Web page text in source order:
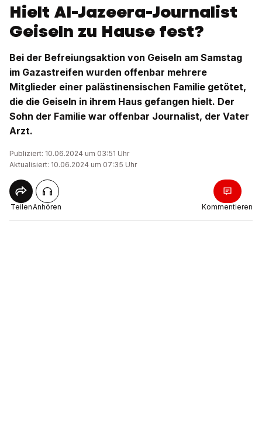
Hielt Al-Jazeera-Journalist
Geiseln zu Hause fest?
Bei der Befreiungsaktion von Geiseln am Samstag
im Gazastreifen wurden offenbar mehrere
Mitglieder einer palästinensischen Familie getötet,
die die Geiseln in ihrem Haus gefangen hielt. Der
Sohn der Familie war offenbar Journalist, der Vater
Arzt.
Publiziert: 10.06.2024 um 03:51 Uhr
Aktualisiert: 10.06.2024 um 07:35 Uhr
TeilenAnhören Kommentieren